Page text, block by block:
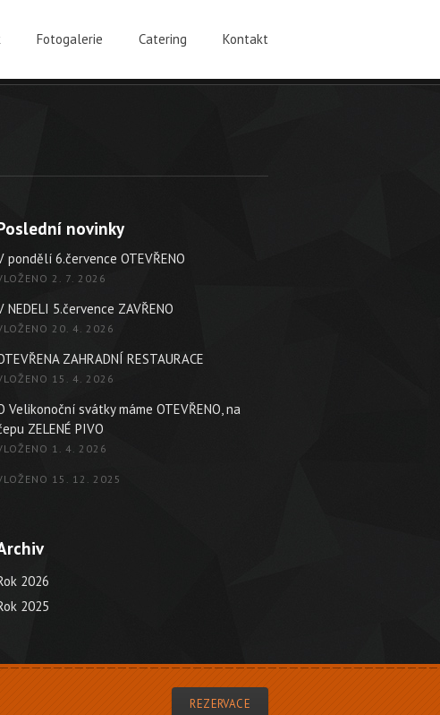
Fotogalerie Catering Kontakt
novinky
pondělí 6.července OTEVŘENO
2. 7. 2026
NEDELI 5.července ZAVŘENO
20. 4. 2026
ZAHRADNÍ RESTAURACE
15. 4. 2026
Velikonoční svátky máme OTEVŘENO, na
ZELENÉ PIVO
1. 4. 2026
15. 12. 2025
2026
2025
REZERVACE